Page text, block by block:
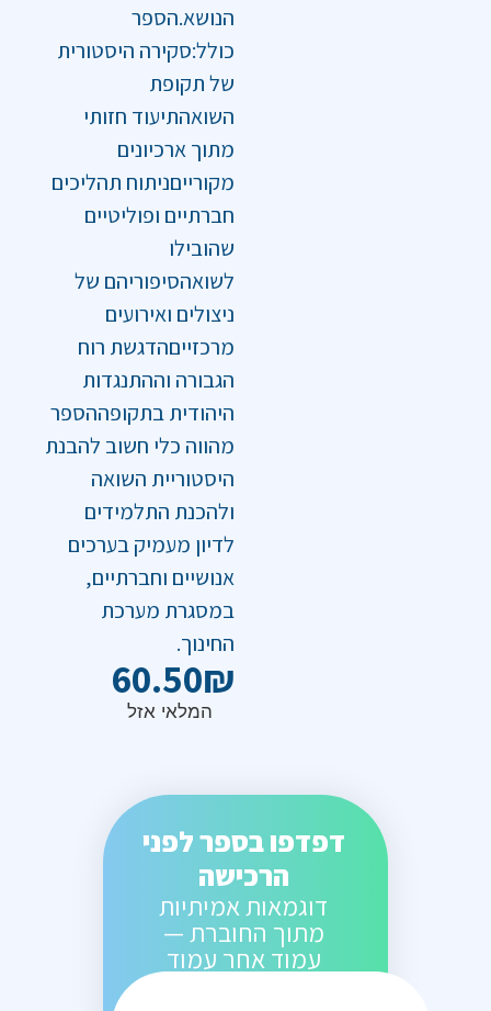
הנושא.הספר
כולל:סקירה היסטורית
של תקופת
השואהתיעוד חזותי
מתוך ארכיונים
מקורייםניתוח תהליכים
חברתיים ופוליטיים
שהובילו
לשואהסיפוריהם של
ניצולים ואירועים
מרכזייםהדגשת רוח
הגבורה וההתנגדות
היהודית בתקופההספר
מהווה כלי חשוב להבנת
היסטוריית השואה
ולהכנת התלמידים
לדיון מעמיק בערכים
אנושיים וחברתיים,
במסגרת מערכת
החינוך.
60.50₪
המלאי אזל
דפדפו בספר לפני
הרכישה
דוגמאות אמיתיות
מתוך החוברת —
עמוד אחר עמוד